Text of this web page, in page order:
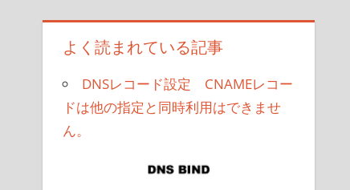
よく読まれている記事
DNSレコード設定 CNAMEレコー
ドは他の指定と同時利用はできませ
ん。